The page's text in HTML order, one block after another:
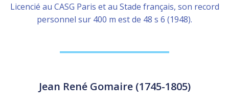
Licencié au CASG Paris et au Stade français, son record
personnel sur 400 m est de 48 s 6 (1948).
Jean René Gomaire (1745-1805)